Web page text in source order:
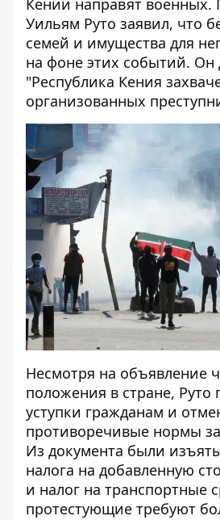
Кении направят военных.
Уильям Руто заявил, что
семей и имущества для
на фоне этих событий. Он
"Республика Кения
организованных
Несмотря на объявление
положения в стране, Руто
уступки гражданам и
противоречивые нормы
Из документа были
налога на добавленную
и налог на транспортные
протестующие требуют